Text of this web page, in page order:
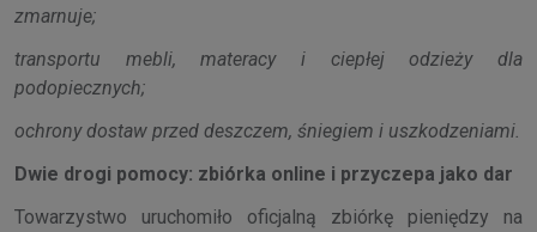
zmarnuje;
transportu mebli, materacy i ciepłej odzieży dla
podopiecznych;
ochrony dostaw przed deszczem, śniegiem i uszkodzeniami.
Dwie drogi pomocy: zbiórka online i przyczepa jako dar
Towarzystwo uruchomiło oficjalną zbiórkę pieniędzy na